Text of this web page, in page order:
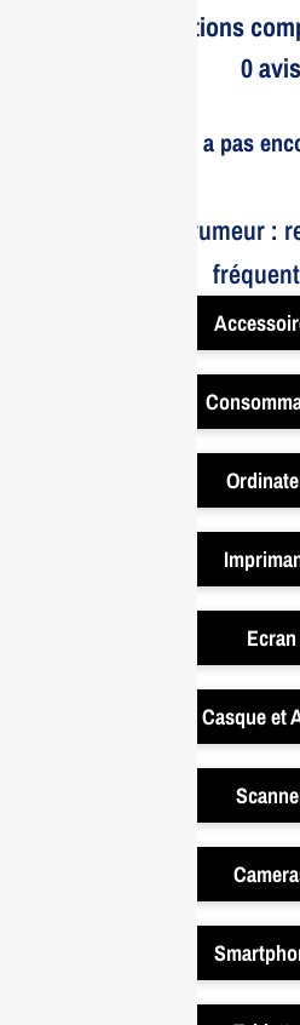
Informations
0 avis
Il n’y a pas
Le bruit et la rumeur :
Ecran
Casque et